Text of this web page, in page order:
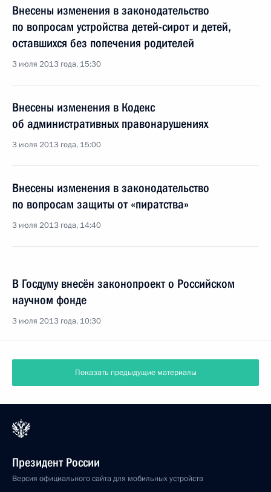
Внесены изменения в законодательство
по вопросам устройства детей-сирот и детей,
оставшихся без попечения родителей
3 июля 2013 года, 15:30
Внесены изменения в Кодекс
об административных правонарушениях
3 июля 2013 года, 15:00
Внесены изменения в законодательство
по вопросам защиты от «пиратства»
3 июля 2013 года, 14:40
В Госдуму внесён законопроект о Российском
научном фонде
3 июля 2013 года, 10:30
Показать предыдущие материалы
Президент России
Версия официального сайта для мобильных устройств